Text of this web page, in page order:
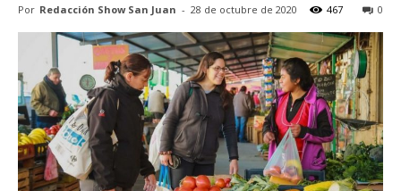
Por Redacción Show San Juan - 28 de octubre de 2020 0
467